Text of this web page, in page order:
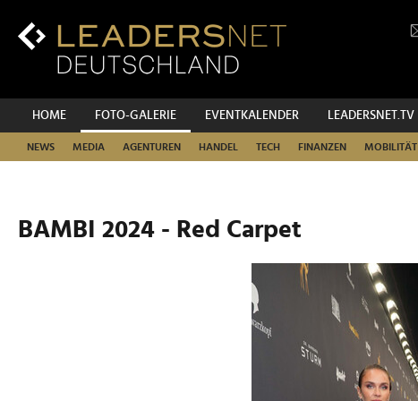
Inhalt
Hauptnavigation
HOME FOTO-GALERIE EVENTKALENDER LEADERSNET.TV
NEWS MEDIA AGENTUREN HANDEL TECH FINANZEN MOBILITÄT
BAMBI 2024 - Red Carpet